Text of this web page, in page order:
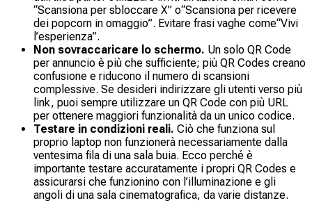
“Scansiona per sbloccare X” o“Scansiona per ricevere
dei popcorn in omaggio”. Evitare frasi vaghe come“Vivi
l’esperienza”.
Non sovraccaricare lo schermo. Un solo QR Code
per annuncio è più che sufficiente; più QR Codes creano
confusione e riducono il numero di scansioni
complessive. Se desideri indirizzare gli utenti verso più
link, puoi sempre utilizzare un QR Code con più URL
per ottenere maggiori funzionalità da un unico codice.
Testare in condizioni reali. Ciò che funziona sul
proprio laptop non funzionerà necessariamente dalla
ventesima fila di una sala buia. Ecco perché è
importante testare accuratamente i propri QR Codes e
assicurarsi che funzionino con l’illuminazione e gli
angoli di una sala cinematografica, da varie distanze.